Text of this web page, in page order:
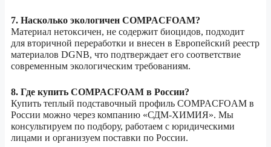
7. Насколько экологичен COMPACFOAM?
Материал нетоксичен, не содержит биоцидов, подходит
для вторичной переработки и внесен в Европейский реестр
материалов DGNB, что подтверждает его соответствие
современным экологическим требованиям.
8. Где купить COMPACFOAM в России?
Купить теплый подставочный профиль COMPACFOAM в
России можно через компанию «СДМ-ХИМИЯ». Мы
консультируем по подбору, работаем с юридическими
лицами и организуем поставки по России.